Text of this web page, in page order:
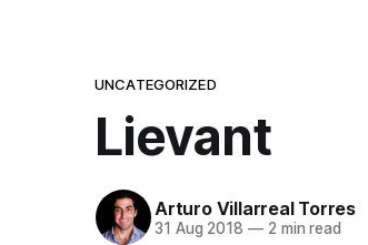
UNCATEGORIZED
Lievant
Arturo Villarreal Torres
31 Aug 2018 —2 min read